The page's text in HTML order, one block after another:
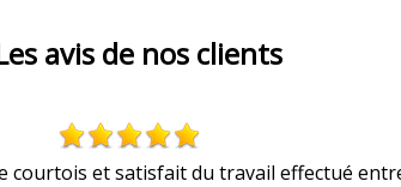
avis de nos clients
courtois et satisfait du travail effectué